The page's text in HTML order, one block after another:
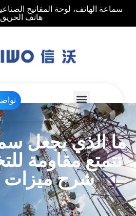
سماعة الهاتف، لوحة المفاتيح
هاتف الحريق
تواصل
الذي يجعل
تتمتع مقاومة
شرح ميزات